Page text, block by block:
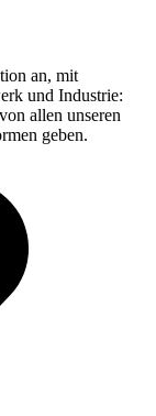
an, mit
und Industrie:
allen unseren
geben.